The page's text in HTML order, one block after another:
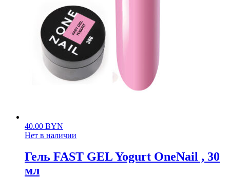
40.00 BYN
Нет в наличии
Гель FAST GEL Yogurt OneNail , 30
мл